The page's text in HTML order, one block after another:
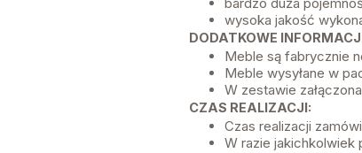
bardzo duża
wysoka jakość
DODATKOWE
Meble są fabrycznie
Meble wysyłane w
W zestawie
CZAS REALIZACJI:
Czas realizacji
W razie jakichkolwiek